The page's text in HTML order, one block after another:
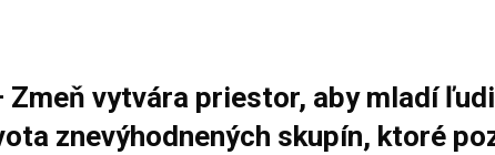
vytvára priestor, aby mladí
znevýhodnených skupín, ktoré